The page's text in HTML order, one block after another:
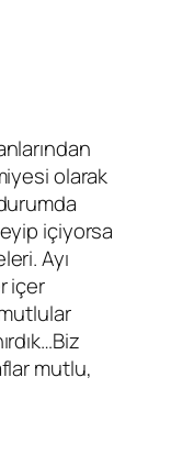
olarak
içiyorsa
Ayı
içer
mutlu,